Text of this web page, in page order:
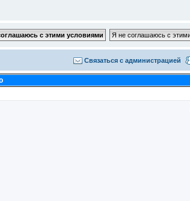
Связаться с администрацией